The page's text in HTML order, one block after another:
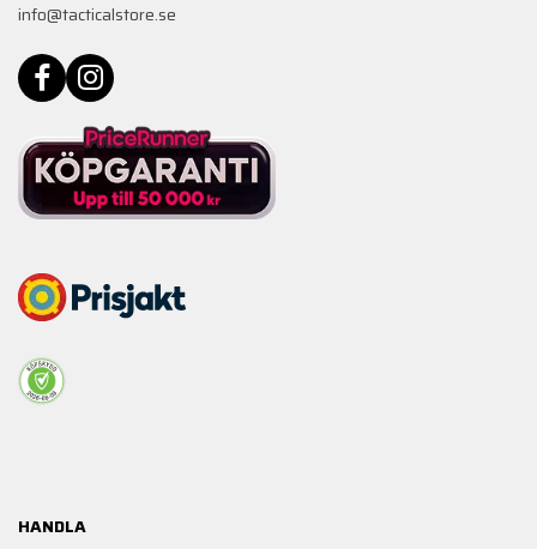
info@tacticalstore.se
HANDLA